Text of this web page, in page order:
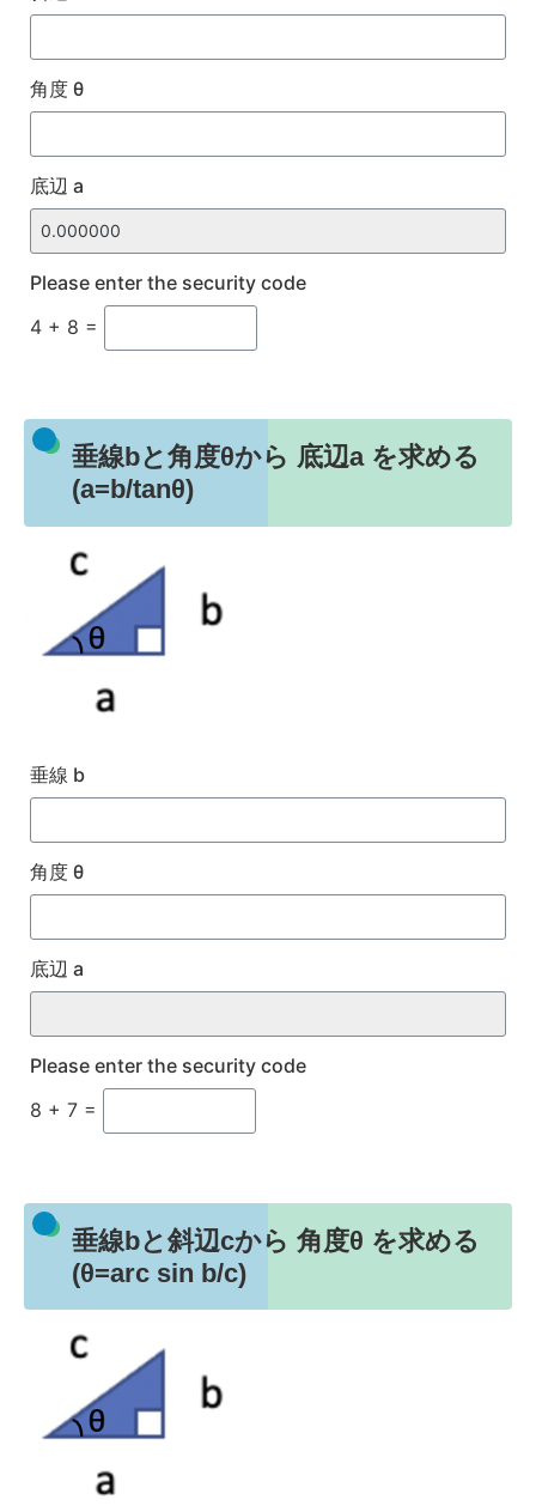
角度 θ
底辺 a
Please enter the security code
4 + 8 =
垂線bと角度θから 底辺a を求める
(a=b/tanθ)
垂線 b
角度 θ
底辺 a
Please enter the security code
8 + 7 =
垂線bと斜辺cから 角度θ を求める
(θ=arc sin b/c)